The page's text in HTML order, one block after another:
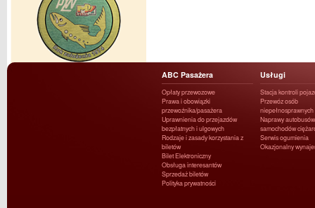
ABC Pasażera
Opłaty przewozowe
Prawa i obowiązki
przewoźnika/pasażera
Uprawnienia do przejazdów
bezpłatnych i ulgowych
Rodzaje i zasady korzystania z
biletów
Bilet Elektroniczny
Obsługa interesantów
Sprzedaż biletów
Polityka prywatności
Usługi
Stacja kontroli
Przewóz osób
niepełnosprawnych
Naprawy
samochodów
Serwis ogumienia
Okazjonalny